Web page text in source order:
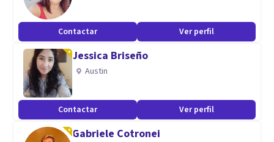
Contactar Ver perfil
Jessica Briseño
Austin
Contactar Ver perfil
Gabriele Cotronei